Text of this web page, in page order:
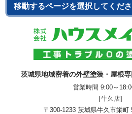
茨城県地域密着の外壁塗装・屋根
営業時間 9:00～
[牛久店]
〒300-1233 茨城県牛久市栄町